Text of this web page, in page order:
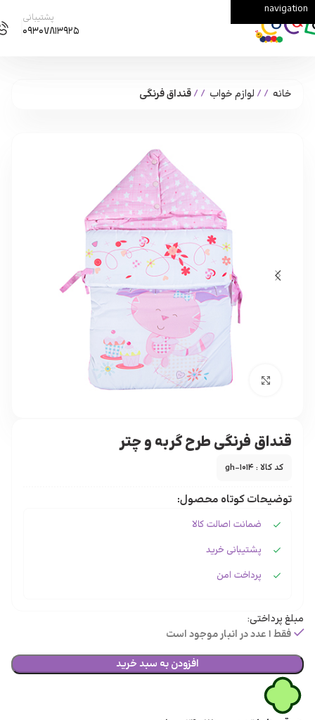
navigation
Skip to main content پشتیبانی
۰۹۳۰۷۸۱۳۹۲۵
خانه / لوازم خواب / قنداق فرنگی
برای بزرگنمایی کلیک کنید
قنداق فرنگی طرح گربه و چتر
کد کالا : gh-1014
توضیحات کوتاه محصول:
ضمانت اصالت کالا
پشتیبانی خرید
پرداخت امن
مبلغ پرداختی:
فقط 1 عدد در انبار موجود است
افزودن به سبد خرید